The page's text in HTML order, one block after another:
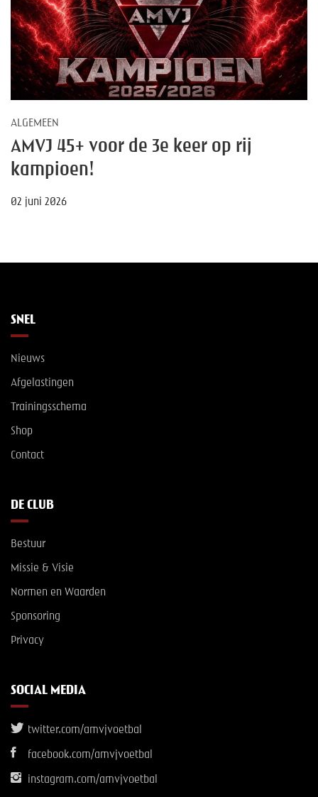
ALGEMEEN
AMVJ 45+ voor de 3e keer op rij
kampioen!
02 juni 2026
SNEL
Nieuws
Afgelastingen
Trainingsschema
Shop
Contact
DE CLUB
Bestuur
Missie & Visie
Normen en Waarden
Sponsoring
Privacy
SOCIAL MEDIA
twitter.com/amvjvoetbal
facebook.com/amvjvoetbal
instagram.com/amvjvoetbal